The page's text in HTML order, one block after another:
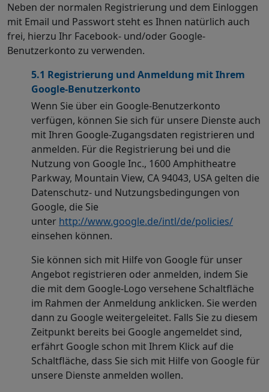
Neben der normalen Registrierung und dem Einloggen
mit Email und Passwort steht es Ihnen natürlich auch
frei, hierzu Ihr Facebook- und/oder Google-
Benutzerkonto zu verwenden.
5.1 Registrierung und Anmeldung mit Ihrem
Google-Benutzerkonto
Wenn Sie über ein Google-Benutzerkonto
verfügen, können Sie sich für unsere Dienste auch
mit Ihren Google-Zugangsdaten registrieren und
anmelden. Für die Registrierung bei und die
Nutzung von Google Inc., 1600 Amphitheatre
Parkway, Mountain View, CA 94043, USA gelten die
Datenschutz- und Nutzungsbedingungen von
Google, die Sie
unter http://www.google.de/intl/de/policies/
einsehen können.
Sie können sich mit Hilfe von Google für unser
Angebot registrieren oder anmelden, indem Sie
die mit dem Google-Logo versehene Schaltfläche
im Rahmen der Anmeldung anklicken. Sie werden
dann zu Google weitergeleitet. Falls Sie zu diesem
Zeitpunkt bereits bei Google angemeldet sind,
erfährt Google schon mit Ihrem Klick auf die
Schaltfläche, dass Sie sich mit Hilfe von Google für
unsere Dienste anmelden wollen.